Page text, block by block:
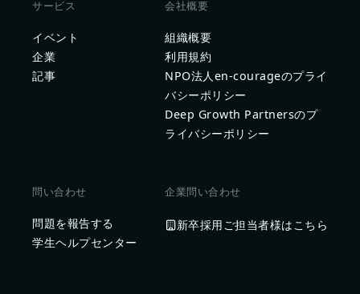
サービス
イベント
企業
記事
会社概要
組織概要
利用規約
NPO法人en-courageのプライ
バシーポリシー
Deep Growth Partnersのプ
ライバシーポリシー
問い合わせ
問題を報告する
学生ヘルプセンター
企業問い合わせ
新卒採用ご担当者様はこちら